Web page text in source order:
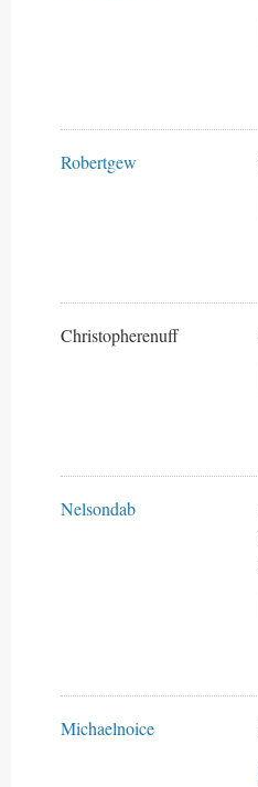
Robertgew
Christopherenuff
Nelsondab
Michaelnoice